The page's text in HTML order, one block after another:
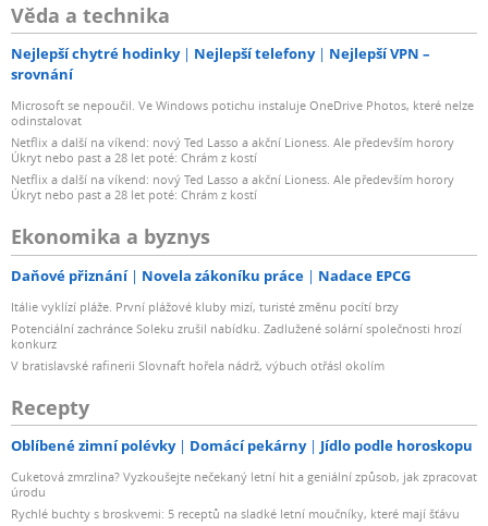
Věda a technika
Nejlepší chytré hodinky Nejlepší telefony
Nejlepší VPN –
srovnání
Microsoft se nepoučil. Ve Windows potichu instaluje OneDrive Photos, které nelze
odinstalovat
Netflix a další na víkend: nový Ted Lasso a akční Lioness. Ale především horory
Úkryt nebo past a 28 let poté: Chrám z kostí
Netflix a další na víkend: nový Ted Lasso a akční Lioness. Ale především horory
Úkryt nebo past a 28 let poté: Chrám z kostí
Ekonomika a byznys
Daňové přiznání Novela zákoníku práce Nadace EPCG
Itálie vyklízí pláže. První plážové kluby mizí, turisté změnu pocítí brzy
Potenciální zachránce Soleku zrušil nabídku. Zadlužené solární společnosti hrozí
konkurz
V bratislavské rafinerii Slovnaft hořela nádrž, výbuch otřásl okolím
Recepty
Oblíbené zimní polévky Domácí pekárny Jídlo podle horoskopu
Cuketová zmrzlina? Vyzkoušejte nečekaný letní hit a geniální způsob, jak zpracovat
úrodu
Rychlé buchty s broskvemi: 5 receptů na sladké letní moučníky, které mají šťávu